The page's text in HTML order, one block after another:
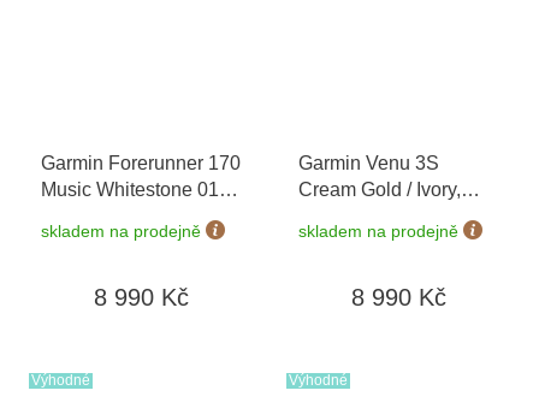
Garmin Forerunner 170
Music Whitestone 010-
+ možnost
výměny do 90 dní
skladem na prodejně
8 990 Kč
Garmin Venu 3S
Cream Gold / Ivory,
02785-04
skladem na prodejně
8 990 Kč
Výhodné Výhodné